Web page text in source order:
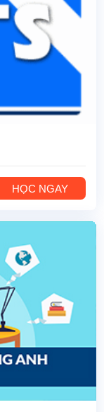
HỌC NGAY